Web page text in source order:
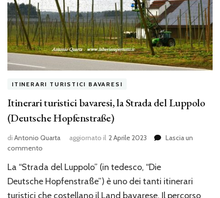
ITINERARI TURISTICI BAVARESI
Itinerari turistici bavaresi, la Strada del Luppolo
(Deutsche Hopfenstraße)
di Antonio Quarta aggiornato il 2 Aprile 2023
Lascia un
commento
turistici
bavaresi,
La “Strada del Luppolo” (in tedesco, “Die
Deutsche Hopfenstraße”) è uno dei tanti itinerari
turistici che costellano il Land bavarese. Il percorso